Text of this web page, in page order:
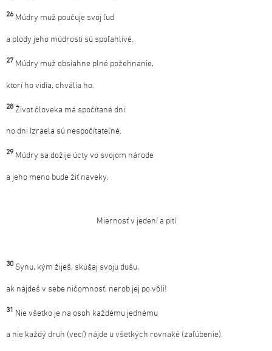
26 Múdry muž poučuje svoj ľud
a plody jeho múdrosti sú spoľahlivé.
27 Múdry muž obsiahne plné požehnanie,
ktorí ho vidia, chvália ho.
28 Život človeka má spočítané dni:
no dni Izraela sú nespočítateľné.
29 Múdry sa dožije úcty vo svojom národe
a jeho meno bude žiť naveky.
Miernosť v jedení a pití
30 Synu, kým žiješ, skúšaj svoju dušu,
ak nájdeš v sebe ničomnosť, nerob jej po vôli!
31 Nie všetko je na osoh každému jednému
a nie každý druh (vecí) nájde u všetkých rovnaké (zaľúbenie).